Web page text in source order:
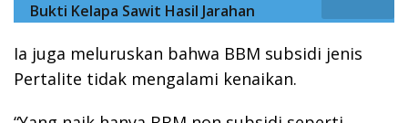
Bukti Kelapa Sawit Hasil Jarahan
Ia juga meluruskan bahwa BBM subsidi jenis
Pertalite tidak mengalami kenaikan.